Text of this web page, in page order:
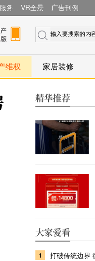
务 VR全景 广告刊例
维权 家居装修
精华推荐
大家爱看
1